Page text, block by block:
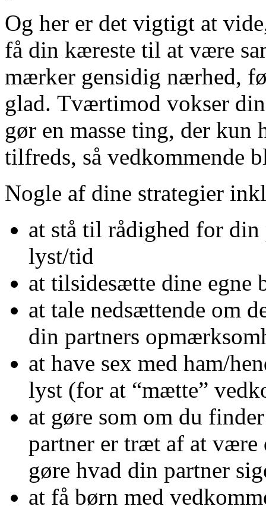
Og her er det vigtigt at
få din kæreste til at være
mærker gensidig nærhed,
glad. Tværtimod vokser
gør en masse ting, der
tilfreds, så vedkommende
Nogle af dine strategier
at stå til rådighed for din
lyst/tid
at tilsidesætte dine egne
at tale nedsættende om
din partners
at have sex med ham/
lyst (for at “mætte”
at gøre som om du
partner er træt af at
gøre hvad din partner
at få børn med